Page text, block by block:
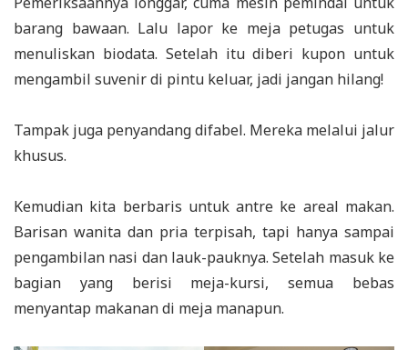
barang bawaan. Lalu lapor ke meja petugas untuk
menuliskan biodata. Setelah itu diberi kupon untuk
mengambil suvenir di pintu keluar, jadi jangan hilang!
Tampak juga penyandang difabel. Mereka melalui jalur
khusus.
Kemudian kita berbaris untuk antre ke areal makan.
Barisan wanita dan pria terpisah, tapi hanya sampai
pengambilan nasi dan lauk-pauknya. Setelah masuk ke
bagian yang berisi meja-kursi, semua bebas
menyantap makanan di meja manapun.